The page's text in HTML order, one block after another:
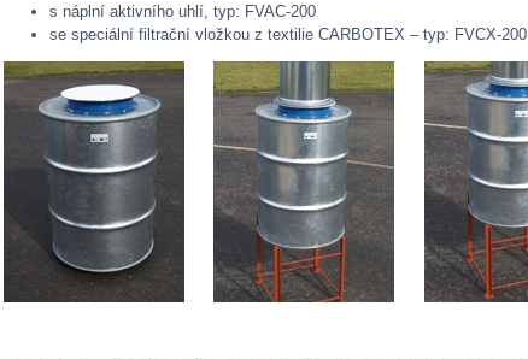
s náplní aktivního uhlí, typ: FVAC-200
se speciální filtrační vložkou z textilie CARBOTEX – typ: FVCX-200